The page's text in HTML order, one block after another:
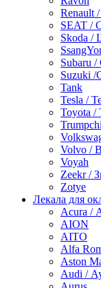
Renault
SEAT /
Skoda /
Subaru /
Suzuki /
Tank
Tesla /
Toyota /
Trumpchi
Volvo /
Voyah
Zeekr /
Zotye
Лекала для
Acura /
AION
AITO
Alfa
Aston
Audi /